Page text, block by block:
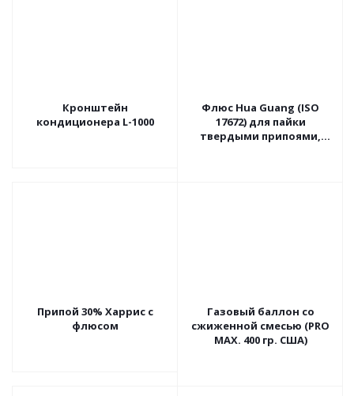
Кронштейн
кондиционера L-1000
Флюс Hua Guang (ISO
17672) для пайки
твердыми припоями,
Припой 30% Харрис с
флюсом
Газовый баллон со
сжиженной смесью (PRO
MAX. 400 гр. США)